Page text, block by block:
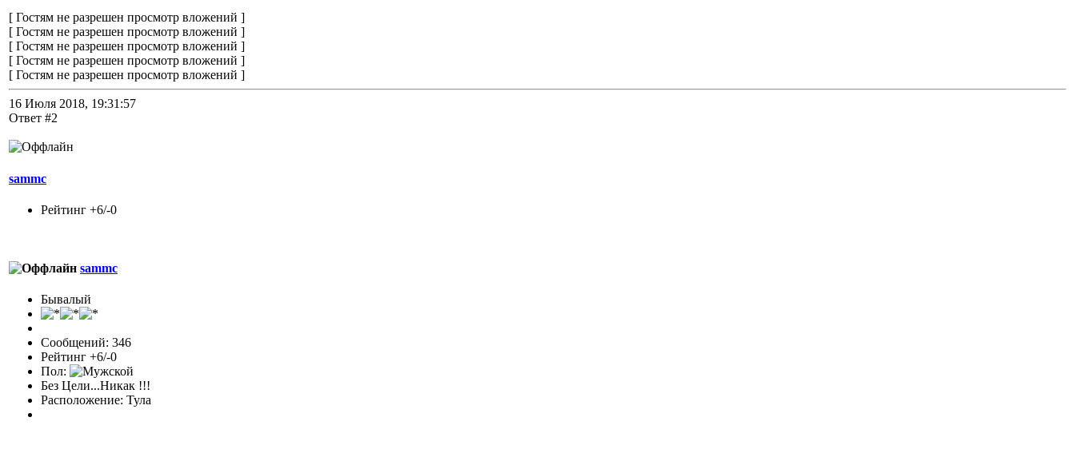
[ Гостям не разрешен просмотр вложений ]
[ Гостям не разрешен просмотр вложений ]
[ Гостям не разрешен просмотр вложений ]
[ Гостям не разрешен просмотр вложений ]
[ Гостям не разрешен просмотр вложений ]
16 Июля 2018, 19:31:57
Ответ #2
sammc
Рейтинг +6/-0
sammc
Бывалый
Сообщений: 346
Рейтинг +6/-0
Пол:
Без Цели...Никак !!!
Расположение: Тула